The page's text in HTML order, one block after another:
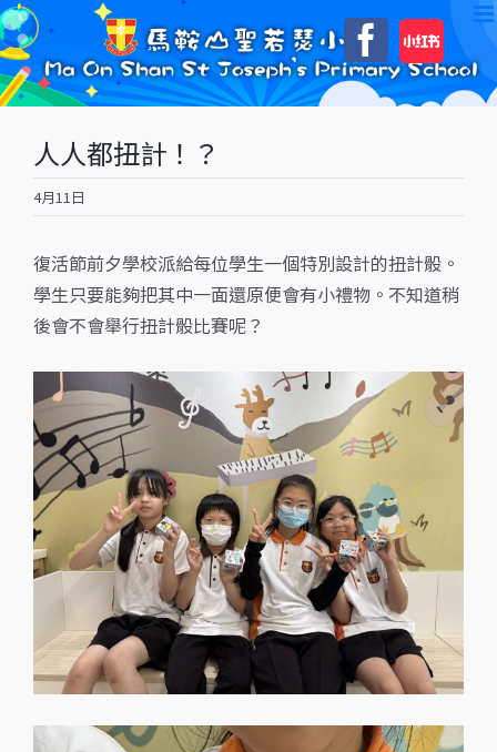
Skip
to
content
自
訂
人人都扭計！？
4月11日
復活節前夕學校派給每位學生一個特別設計的扭計骰。
學生只要能夠把其中一面還原便會有小禮物。不知道稍
後會不會舉行扭計骰比賽呢？